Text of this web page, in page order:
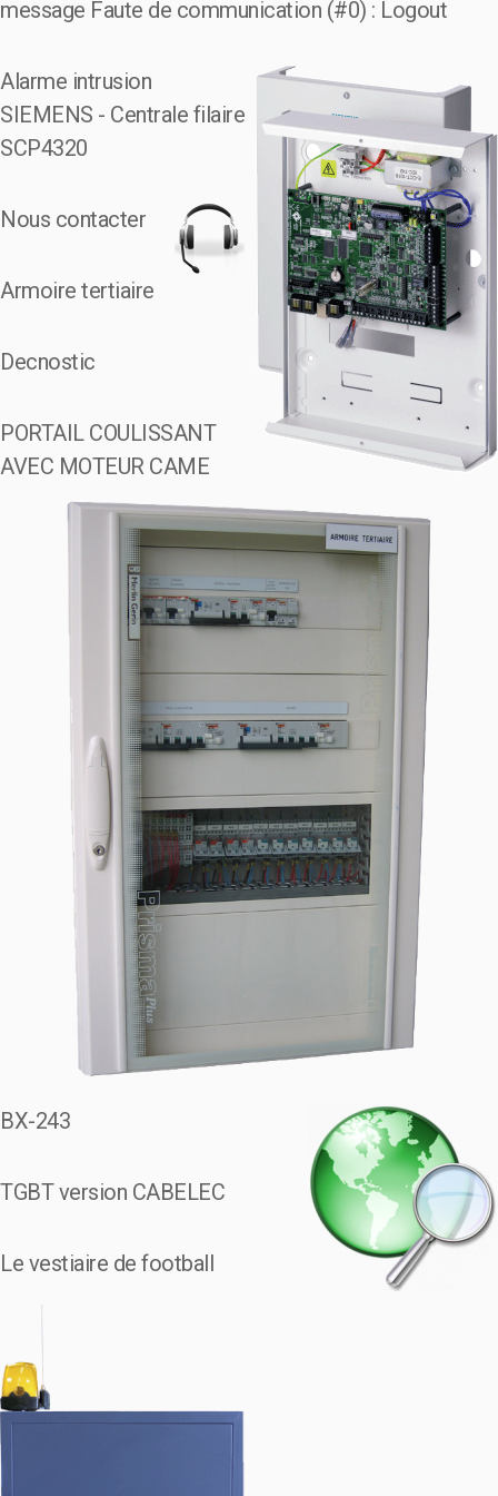
message Faute de communication (#0) : Logout
Alarme intrusion
SIEMENS - Centrale filaire
SCP4320
Nous contacter
Armoire tertiaire
Decnostic
PORTAIL COULISSANT
AVEC MOTEUR CAME
BX-243
TGBT version CABELEC
Le vestiaire de football